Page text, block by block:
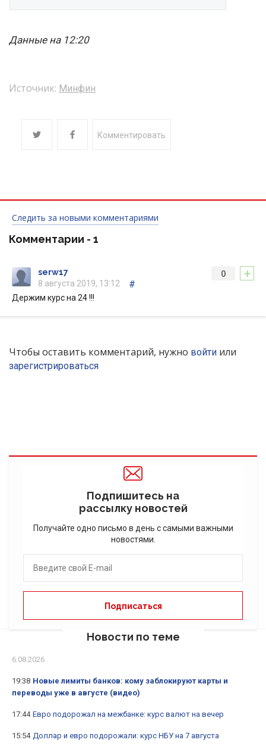
Данные на 12:20
Источник: Минфин
Комментировать
Следить за новыми комментариями
Комментарии - 1
+
0
serw17
8 августа 2019, 13:12
#
Держим курс на 24 !!!
Чтобы оставить комментарий, нужно войти или
зарегистрироваться
Подпишитесь на
рассылку новостей
Получайте одно письмо в день с самыми важными
новостями.
Новости по теме
6.08.2026
19:38 Новые лимиты банков: кому заблокируют карты и
переводы уже в августе (видео)
17:44 Евро подорожал на межбанке: курс валют на вечер
15:54 Доллар и евро подорожали: курс НБУ на 7 августа